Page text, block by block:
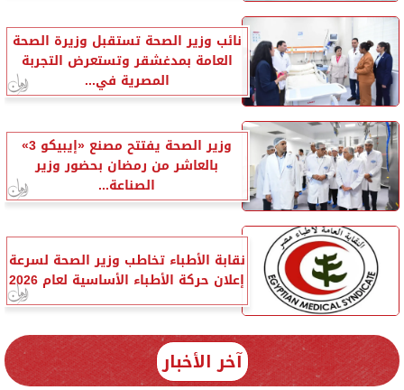
نائب وزير الصحة تستقبل وزيرة الصحة
العامة بمدغشقر وتستعرض التجربة
المصرية في...
وزير الصحة يفتتح مصنع «إيبيكو 3»
بالعاشر من رمضان بحضور وزير
الصناعة...
نقابة الأطباء تخاطب وزير الصحة لسرعة
إعلان حركة الأطباء الأساسية لعام 2026
آخر الأخبار